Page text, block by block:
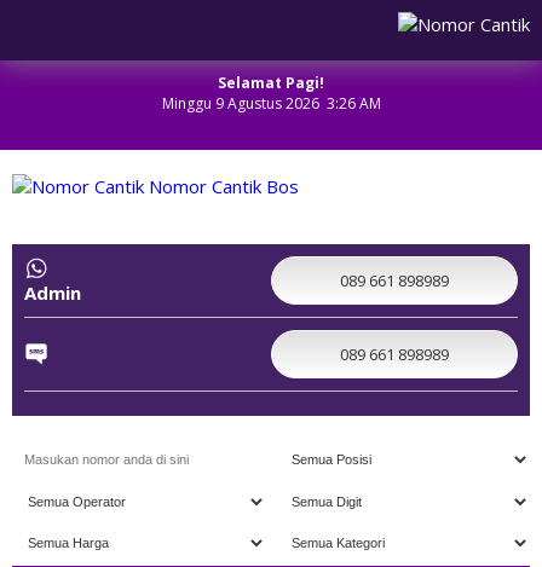
Selamat Pagi!
Minggu 9 Agustus 2026 3:26 AM
Admin 089 661 898989
089 661 898989